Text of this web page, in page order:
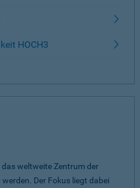
HOCH3
weltweite Zentrum der
Der Fokus liegt dabei